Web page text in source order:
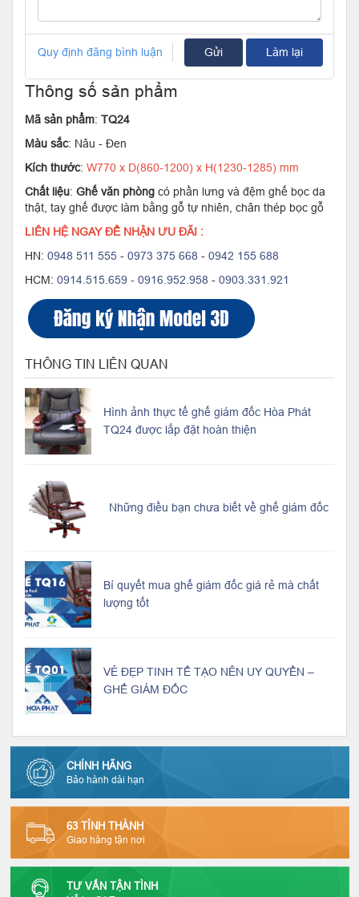
Quy định đăng bình luận Gửi Làm lại
Thông số sản phẩm
Mã sản phẩm: TQ24
Màu sắc: Nâu - Đen
Kích thước: W770 x D(860-1200) x H(1230-1285) mm
Chất liệu: Ghế văn phòng có phần lưng và đệm ghế bọc da
thật, tay ghế được làm bằng gỗ tự nhiên, chân thép bọc gỗ
LIÊN HỆ NGAY ĐỂ NHẬN ƯU ĐÃI :
HN: 0948 511 555 - 0973 375 668 - 0942 155 688
HCM: 0914.515.659 - 0916.952.958 - 0903.331.921
THÔNG TIN LIÊN QUAN
Hình ảnh thực tế ghế giám đốc Hòa Phát
TQ24 được lắp đặt hoàn thiện
Những điều bạn chưa biết về ghế giám đốc
Bí quyết mua ghế giám đốc giá rẻ mà chất
lượng tốt
VẺ ĐẸP TINH TẾ TẠO NÊN UY QUYỀN –
GHẾ GIÁM ĐỐC
CHÍNH HÃNG
Bảo hành dài hạn
63 TỈNH THÀNH
Giao hàng tận nơi
TƯ VẤN TẬN TÌNH